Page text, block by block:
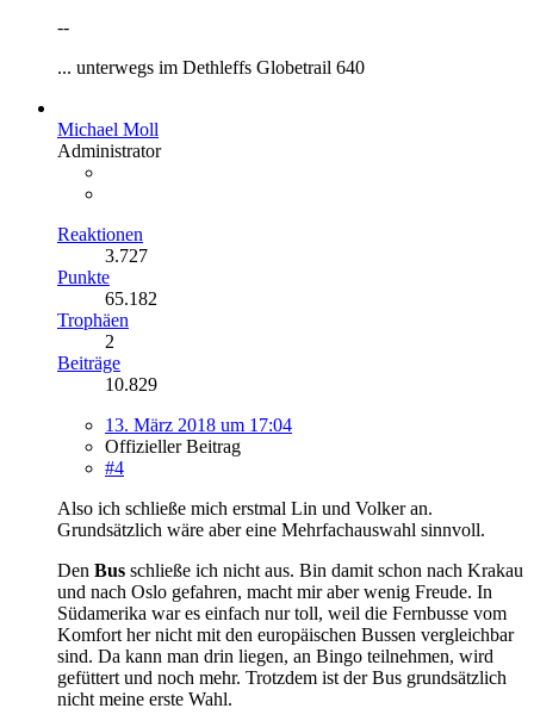
--
... unterwegs im Dethleffs Globetrail 640
Michael Moll
Administrator
Reaktionen
3.727
Punkte
65.182
Trophäen
2
Beiträge
10.829
13. März 2018 um 17:04
Offizieller Beitrag
#4
Also ich schließe mich erstmal Lin und Volker an.
Grundsätzlich wäre aber eine Mehrfachauswahl sinnvoll.
Den Bus schließe ich nicht aus. Bin damit schon nach Krakau
und nach Oslo gefahren, macht mir aber wenig Freude. In
Südamerika war es einfach nur toll, weil die Fernbusse vom
Komfort her nicht mit den europäischen Bussen vergleichbar
sind. Da kann man drin liegen, an Bingo teilnehmen, wird
gefüttert und noch mehr. Trotzdem ist der Bus grundsätzlich
nicht meine erste Wahl.